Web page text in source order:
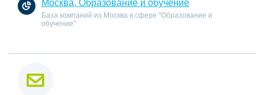
Москва, Образование и обучение
База компаний из Москва в сфере "Образование и
обучение"